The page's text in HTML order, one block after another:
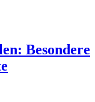
Besondere